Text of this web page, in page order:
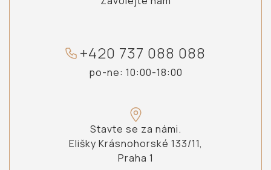
+420 737 088 088
po-ne: 10:00-18:00
Stavte se za námi.
Elišky Krásnohorské 133/11,
Praha 1